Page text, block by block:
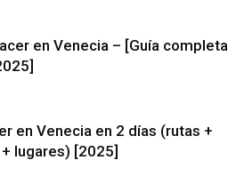
en Venecia – [Guía completa
en Venecia en 2 días (rutas +
lugares) [2025]